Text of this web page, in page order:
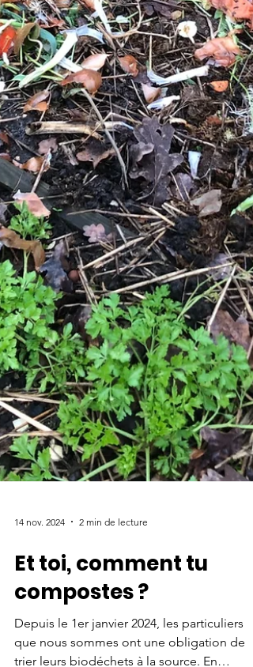
Et toi, comment tu
compostes ?
Depuis le 1er janvier 2024, les particuliers